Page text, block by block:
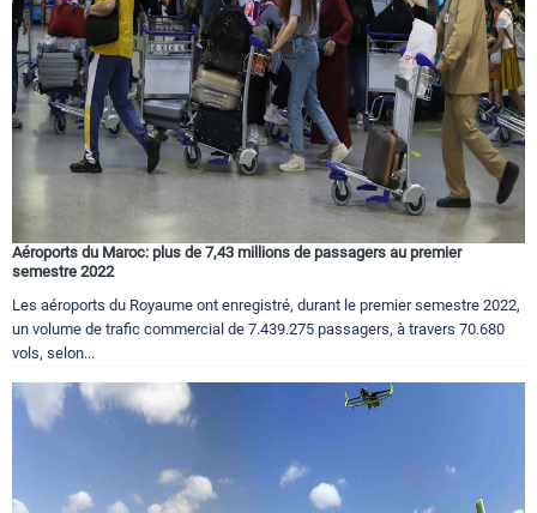
Aéroports du Maroc: plus de 7,43 millions de passagers au premier
semestre 2022
Les aéroports du Royaume ont enregistré, durant le premier semestre 2022,
un volume de trafic commercial de 7.439.275 passagers, à travers 70.680
vols, selon...